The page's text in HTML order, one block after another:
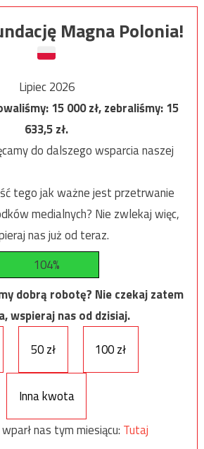
Magna Polonia!
Lipiec 2026
15 000zł, zebraliśmy:15
633,5zł.
do dalszego wsparcia naszej
tego jak ważne jest przetrwanie
medialnych? Nie zwlekaj więc,
nas już od teraz.
104%
dobrą robotę? Nie czekaj zatem
wspieraj nas od dzisiaj.
50 zł 100 zł
Inna kwota
nas tym miesiącu: Tutaj